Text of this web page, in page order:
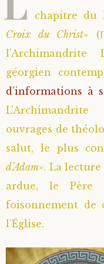
Saint Sophrony
Sainte Xenia
Sainte Matrone
Staritsa Marie
Natalia de
Staritsa
Archimandrite
Geronda
Gerondissa
Père Héliodore
chapitre
Croix du Christ»
l’Archimandrite
géorgien
d’informations à
ouvrages de
salut, le plus
d’Adam». La
ardue, le Père
foisonnement de
l’Église.